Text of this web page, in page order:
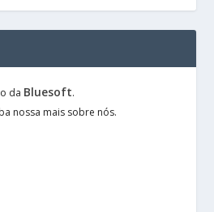
da Bluesoft.
nossa mais sobre nós.